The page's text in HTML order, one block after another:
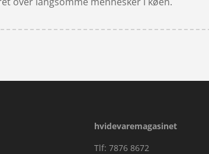
hvidevaremagasinet
Tlf: 7876 8672